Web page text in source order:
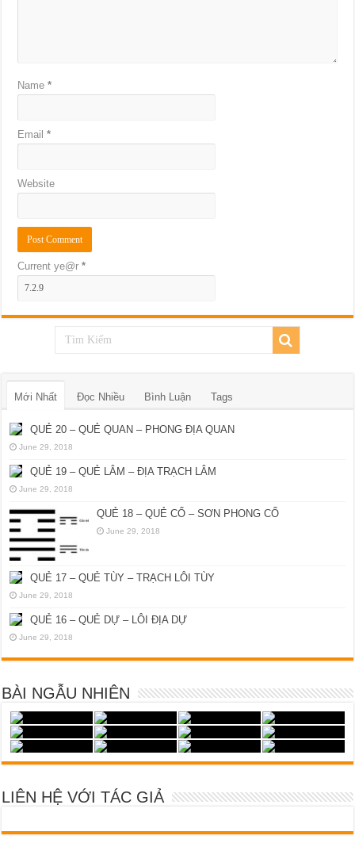
Name*
Email*
Website
Current ye@r*
Mới Nhất Đọc Nhiều Bình Luận Tags
QUẺ 20 – QUẺ QUAN – PHONG ĐỊA QUAN
June 29, 2018
QUẺ 19 – QUẺ LÂM – ĐỊA TRẠCH LÂM
June 29, 2018
QUẺ 18 – QUẺ CỔ – SƠN PHONG CỔ
June 29, 2018
QUẺ 17 – QUẺ TÙY – TRẠCH LÔI TÙY
June 29, 2018
QUẺ 16 – QUẺ DỰ – LÔI ĐỊA DỰ
June 29, 2018
BÀI NGẪU NHIÊN
LIÊN HỆ VỚI TÁC GIẢ